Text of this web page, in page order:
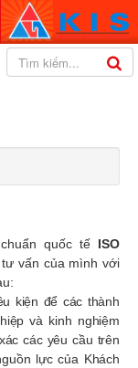
quốc tế ISO
vấn của mình với
kiện để các thành
và kinh nghiệm
các yêu cầu trên
lực của Khách